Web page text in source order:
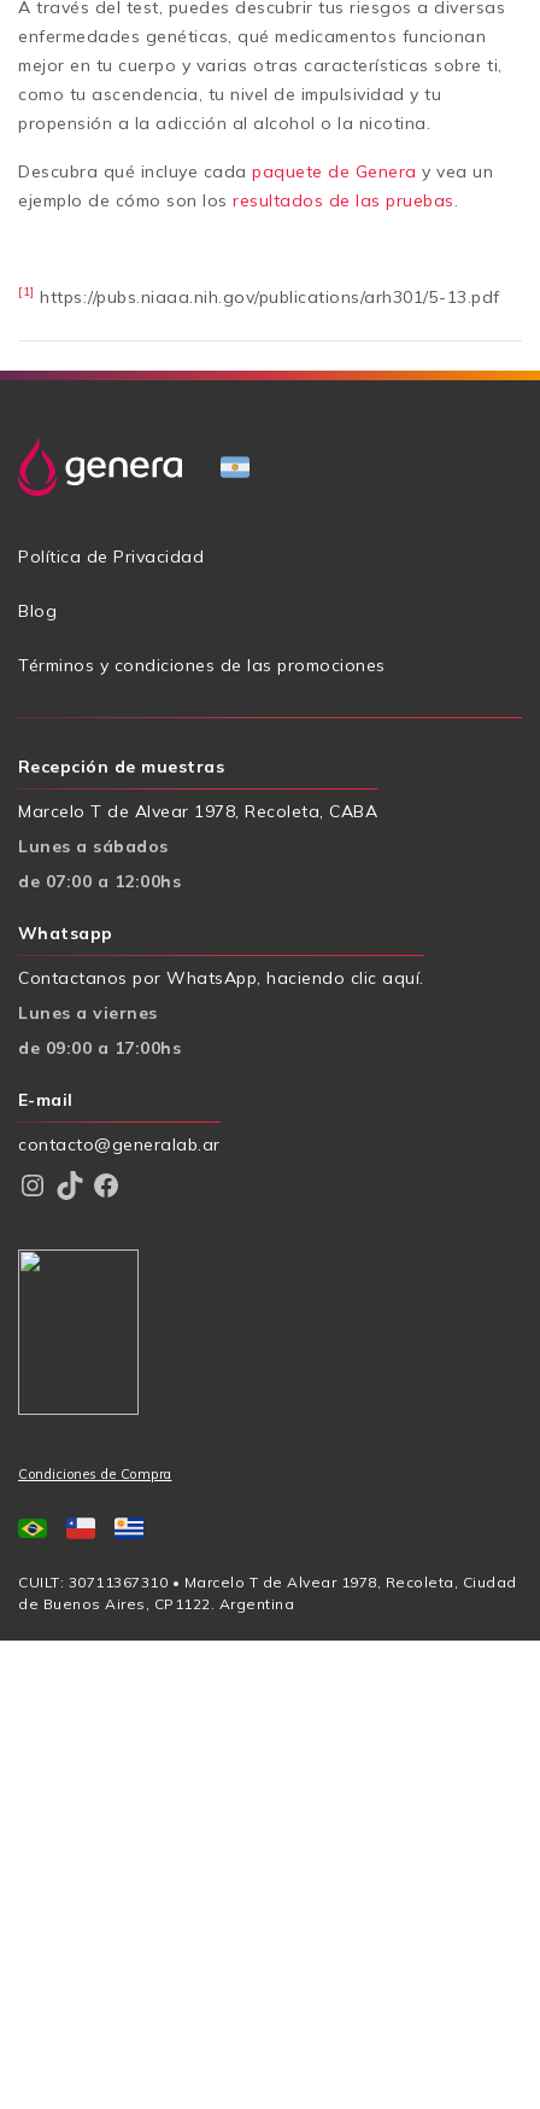
A través del test, puedes descubrir tus riesgos a diversas
enfermedades genéticas, qué medicamentos funcionan
mejor en tu cuerpo y varias otras características sobre ti,
como tu ascendencia, tu nivel de impulsividad y tu
propensión a la adicción al alcohol o la nicotina.
Descubra qué incluye cada paquete de Genera y vea un
ejemplo de cómo son los resultados de las pruebas
[1] https://pubs.niaaa.nih.gov/publications/arh301/5-13.pdf
Política de Privacidad
Blog
Términos y condiciones de las promociones
Recepción de muestras
Marcelo T de Alvear 1978, Recoleta, CABA
Lunes a sábados
de 07:00 a 12:00hs
Whatsapp
Contactanos por WhatsApp, haciendo clic aquí.
Lunes a viernes
de 09:00 a 17:00hs
E-mail
contacto@generalab.ar
Instagram TikTok Facebook
Condiciones de Compra
CUILT: 30711367310 • Marcelo T de Alvear 1978, Recoleta, Ciudad
de Buenos Aires, CP1122. Argentina